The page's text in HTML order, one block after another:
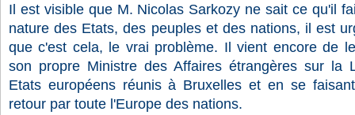
Il est visible que M. Nicolas Sarkozy ne sait ce qu'il
nature des Etats, des peuples et des nations, il est
que c'est cela, le vrai problème. Il vient encore de
son propre Ministre des Affaires étrangères sur la
Etats européens réunis à Bruxelles et en se
retour par toute l'Europe des nations.